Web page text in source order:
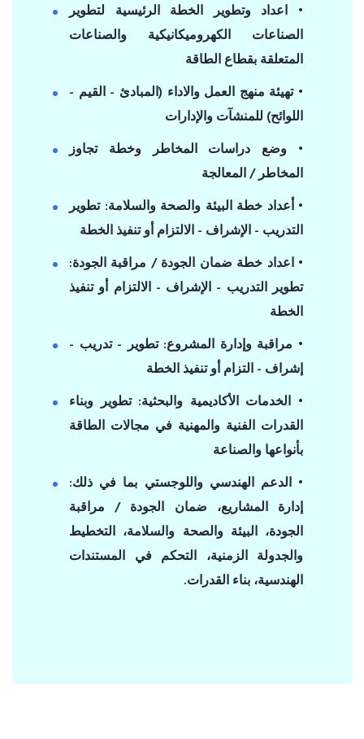
• اعداد وتطوير الخطة الرئيسية لتطوير
الصناعات الكهروميكانيكية والصناعات
المتعلقة بقطاع الطاقة
• تهيئة منهج العمل والاداء (المبادئ - القيم -
اللوائح) للمنشآت والإدارات
• وضع دراسات المخاطر وخطة تجاوز
المخاطر / المعالجة
• أعداد خطة البيئة والصحة والسلامة: تطوير
التدريب - الإشراف - الالتزام أو تنفيذ الخطة
• اعداد خطة ضمان الجودة / مراقبة الجودة:
تطوير التدريب - الإشراف - الالتزام أو تنفيذ
الخطة
• مراقبة وإدارة المشروع: تطوير - تدريب -
إشراف - التزام أو تنفيذ الخطة
• الخدمات الأكاديمية والبحثية: تطوير وبناء
القدرات الفنية والمهنية في مجالات الطاقة
بأنواعها والصناعة
• الدعم الهندسي واللوجستي بما في ذلك:
إدارة المشاريع، ضمان الجودة / مراقبة
الجودة، البيئة والصحة والسلامة، التخطيط
والجدولة الزمنية، التحكم في المستندات
الهندسية، بناء القدرات.